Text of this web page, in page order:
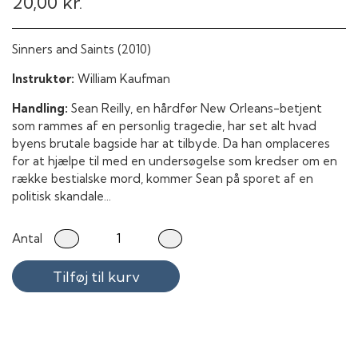
Sinners and Saints (2010)
Instruktør: William Kaufman
Handling: Sean Reilly, en hårdfør New Orleans-betjent
som rammes af en personlig tragedie, har set alt hvad
byens brutale bagside har at tilbyde. Da han omplaceres
for at hjælpe til med en undersøgelse som kredser om en
række bestialske mord, kommer Sean på sporet af en
politisk skandale...
Antal
Tilføj til kurv